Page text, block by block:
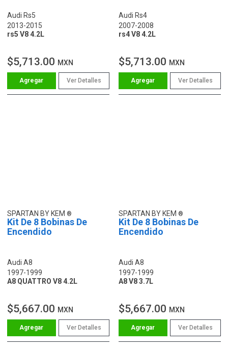
Audi Rs5
2013-2015
rs5 V8 4.2L
$5,713.00 MXN
Ver Detalles
Audi Rs4
2007-2008
rs4 V8 4.2L
$5,713.00 MXN
Ver Detalles
SPARTAN BY KEM
Kit De 8 Bobinas De
Encendido
Audi A8
1997-1999
A8 QUATTRO V8 4.2L
$5,667.00 MXN
Ver Detalles
SPARTAN BY KEM
Kit De 8 Bobinas De
Encendido
Audi A8
1997-1999
A8 V8 3.7L
$5,667.00 MXN
Ver Detalles